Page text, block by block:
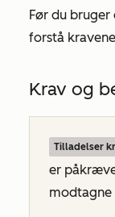
Før du
forstå
Krav og
Tilladelser
er
modtagne